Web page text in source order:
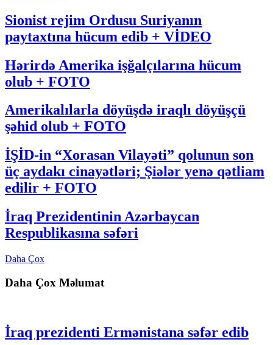
Sionist rejim Ordusu Suriyanın
paytaxtına hücum edib + VİDEO
Hərirdə Amerika işğalçılarına hücum
olub + FOTO
Amerikalılarla döyüşdə iraqlı döyüşçü
şəhid olub + FOTO
İŞİD-in “Xorasan Vilayəti” qolunun son
üç aydakı cinayətləri; Şiələr yenə qətliam
edilir + FOTO
İraq Prezidentinin Azərbaycan
Respublikasına səfəri
Daha Çox
Daha Çox Məlumat
İraq prezidenti Ermənistana səfər edib